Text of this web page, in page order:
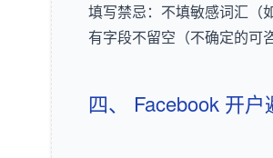
填写禁忌：不填敏感词汇（
有字段不留空（不确定的可
四、 Facebook 开户